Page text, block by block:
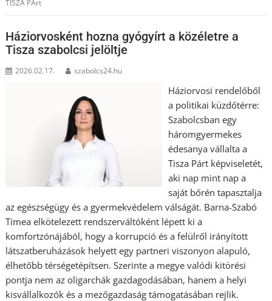
TISZA PÁrt
Háziorvosként hozna gyógyírt a közéletre a
Tisza szabolcsi jelöltje
2026.02.17. szabolcs24.hu
Háziorvosi rendelőből
a politikai küzdőtérre:
Szabolcsban egy
háromgyermekes
édesanya vállalta a
Tisza Párt képviseletét,
aki nap mint nap a
saját bőrén tapasztalja
az egészségügy és a gyermekvédelem válságát. Barna-Szabó
Tímea elkötelezett rendszerváltóként lépett ki a
komfortzónájából, hogy a korrupció és a felülről irányított
látszatberuházások helyett egy partneri viszonyon alapuló,
élhetőbb térségetépítsen. Szerinte a megye valódi kitörési
pontja nem az oligarchák gazdagodásában, hanem a helyi
kisvállalkozók és a mezőgazdaság támogatásában rejlik.